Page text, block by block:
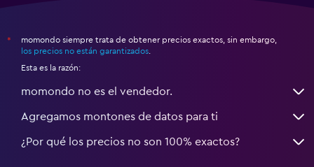
*
momondo siempre trata de obtener precios exactos, sin embargo,
los precios no están garantizados
Esta es la razón:
momondo no es el vendedor.
Agregamos montones de datos para ti
¿Por qué los precios no son 100% exactos?